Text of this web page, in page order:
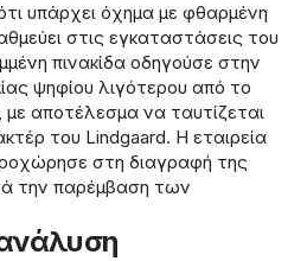
υπάρχει όχημα με φθαρμένη
στις εγκαταστάσεις του
πινακίδα οδηγούσε στην
ψηφίου λιγότερου από το
αποτέλεσμα να ταυτίζεται
του Lindgaard. Η εταιρεία
στη διαγραφή της
την παρέμβαση των